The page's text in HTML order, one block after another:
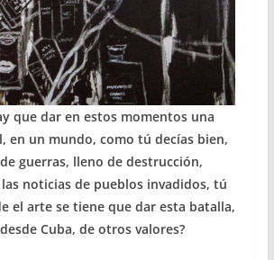
que dar en estos momentos una
en un mundo, como tú decías bien,
guerras, lleno de destrucción,
noticias de pueblos invadidos, tú
el arte se tiene que dar esta batalla,
Cuba, de otros valores?